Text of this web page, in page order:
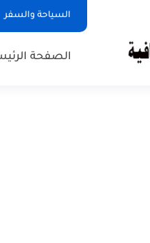
السياحة والسفر
الصفحة